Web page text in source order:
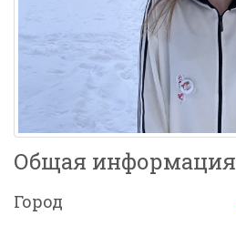
Общая информация
Город